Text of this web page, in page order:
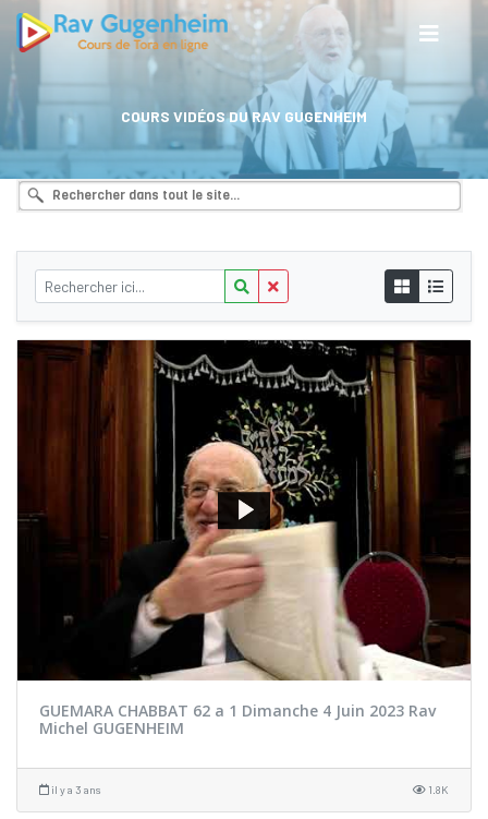
COURS VIDÉOS DU RAV GUGENHEIM
GUEMARA CHABBAT 62 a 1 Dimanche 4 Juin 2023 Rav
Michel GUGENHEIM
il y a 3 ans 1.8K